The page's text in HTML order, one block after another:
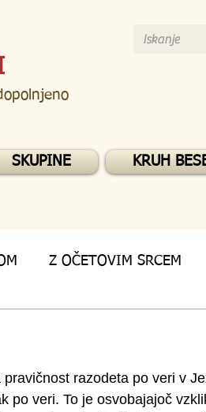
SKUPINE KRUH
Z OČETOVIM SRCEM
razodeta po veri v
po veri. To je osvobajajoč